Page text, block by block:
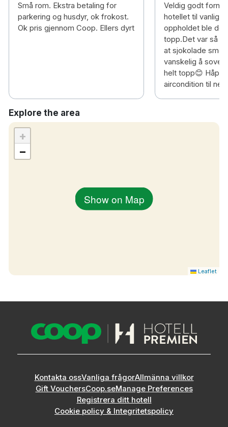
Små rom. Ekstra betaling for
parkering og husdyr, ok frokost.
Ok pris gjennom Coop. Ellers dyrt
Veldig godt
hotellet til vanlig,
oppholdet ble
topp.Det var så
at sjokolade
vanskelig å sove.
helt topp😊
aircondition til
Explore the area
Show on Map
+
−
Leaflet
Kontakta ossVanliga frågorAllmänna villkor
Gift VouchersCoop.seManage Preferences
Registrera ditt hotell
Cookie policy & Integritetspolicy